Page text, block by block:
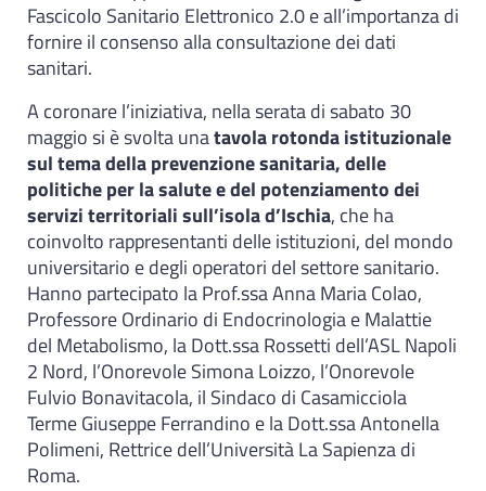
Fascicolo Sanitario Elettronico 2.0 e all’importanza di
fornire il consenso alla consultazione dei dati
sanitari.
A coronare l’iniziativa, nella serata di sabato 30
maggio si è svolta unatavola rotonda istituzionale
sul tema della prevenzione sanitaria, delle
politiche per la salute e del potenziamento dei
servizi territoriali sull’isola d’Ischia, che ha
coinvolto rappresentanti delle istituzioni, del mondo
universitario e degli operatori del settore sanitario.
Hanno partecipato la Prof.ssa Anna Maria Colao,
Professore Ordinario di Endocrinologia e Malattie
del Metabolismo, la Dott.ssa Rossetti dell’ASL Napoli
2 Nord, l’Onorevole Simona Loizzo, l’Onorevole
Fulvio Bonavitacola, il Sindaco di Casamicciola
Terme Giuseppe Ferrandino e la Dott.ssa Antonella
Polimeni, Rettrice dell’Università La Sapienza di
Roma.